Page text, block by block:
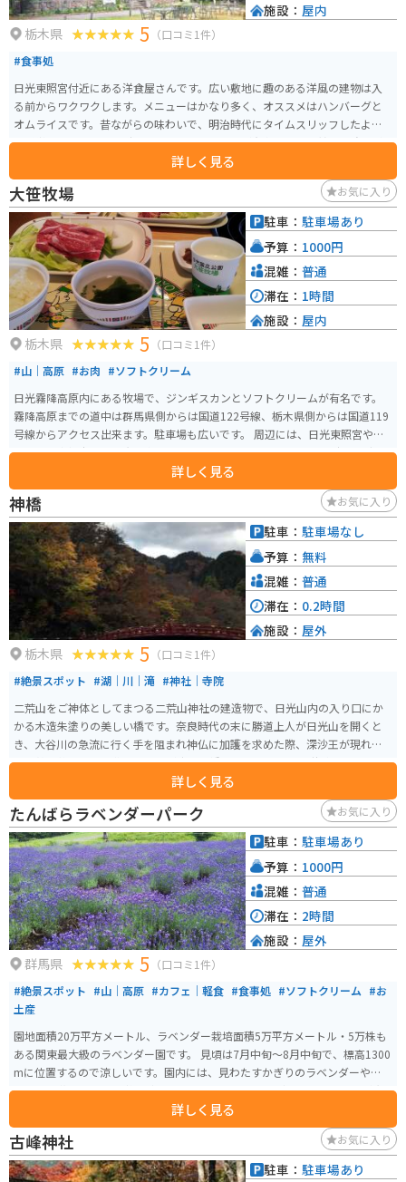
栃木県 5 （口コミ1件）
#食事処
日光東照宮付近にある洋食屋さんです。広い敷地に趣のある洋風の建物は入
る前からワクワクします。メニューはかなり多く、オススメはハンバーグと
オムライスです。昔ながらの味わいで、明治時代にタイムスリッフしたよう
な感覚を味わえます。デザートはチーズケーキが有名で程よい甘さと酸味が
癖になります。チーズケーキは持ち帰りもあるので、自宅でも楽しめます。
詳しく見る
施設： 屋内
大笹牧場 お気に入り
栃木県 5 （口コミ1件）
#山｜高原 #お肉 #ソフトクリーム
日光霧降高原内にある牧場で、ジンギスカンとソフトクリームが有名です。
霧降高原までの道中は群馬県側からは国道122号線、栃木県側からは国道119
号線からアクセス出来ます。駐車場も広いです。 周辺には、日光東照宮やい
ろは坂、中禅寺湖、日光市内から霧降高原へアクセスするワインディングロ
ードなどツーリングスポットも多数あります。
詳しく見る
駐車： 駐車場あり
予算： 1000円
混雑： 普通
滞在： 1時間
施設： 屋内
神橋 お気に入り
栃木県 5 （口コミ1件）
#絶景スポット #湖｜川｜滝 #神社｜寺院
二荒山をご神体としてまつる二荒山神社の建造物で、日光山内の入り口にか
かる木造朱塗りの美しい橋です。奈良時代の末に勝道上人が日光山を開くと
き、大谷川の急流に行く手を阻まれ神仏に加護を求めた際、深沙王が現れ２
匹の蛇を放ち、その背から山菅が生えて橋になったという伝説があります。
別名、山菅橋や山菅の蛇橋とも呼ばれています。
詳しく見る
駐車： 駐車場なし
予算： 無料
混雑： 普通
滞在： 0.2時間
施設： 屋外
たんばらラベンダーパーク お気に入り
群馬県 5 （口コミ1件）
#絶景スポット #山｜高原 #カフェ｜軽食 #食事処 #ソフトクリーム #お
土産
園地面積20万平方メートル、ラベンダー栽培面積5万平方メートル・5万株も
ある関東最大級のラベンダー園です。 見頃は7月中旬～8月中旬で、標高1300
mに位置するので涼しいです。園内には、見わたすかぎりのラベンダーや、カ
ラフルな花々を並べた彩の丘、一面に咲くひまわりなどフォトスポットが充
リームをはじめ、新登場の冷やしラベンダーラーメンなど、味覚でもラベン
ダーを楽しめるオリジナルメニューがたくさんあります。 その他にも、畑に
咲いているラベンダーお持ち帰りできるラベンダー摘取り体験や、ラベンダ
詳しく見る
駐車： 駐車場あり
予算： 1000円
混雑： 普通
滞在： 2時間
施設： 屋外
古峰神社 お気に入り
駐車： 駐車場あり